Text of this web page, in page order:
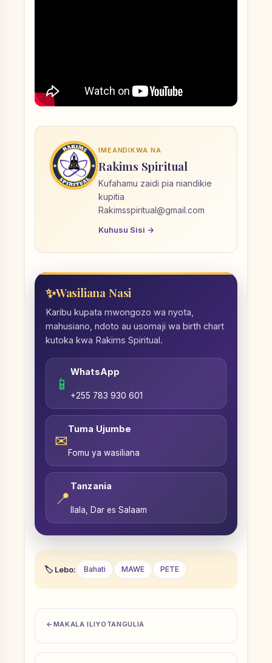
IMEANDIKWA NA
Rakims Spiritual
Kufahamu zaidi pia niandikie
kupitia
Rakimsspiritual@gmail.com
Kuhusu Sisi →
Wasiliana Nasi
Karibu kupata mwongozo wa nyota,
mahusiano, ndoto au usomaji wa birth chart
kutoka kwa Rakims Spiritual.
📱
WhatsApp
+255 783 930 601
✉
Tuma Ujumbe
Fomu ya wasiliana
📍
Tanzania
Ilala, Dar es Salaam
Lebo: Bahati MAWE PETE
MAKALA ILIYOTANGULIA